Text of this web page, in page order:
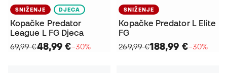
SNIŽENJE DJECA
Kopačke Predator
League L FG Djeca
69,99 €48,99 €−30%
SNIŽENJE
Kopačke Predator L Elite
FG
269,99 €188,99 €−30%